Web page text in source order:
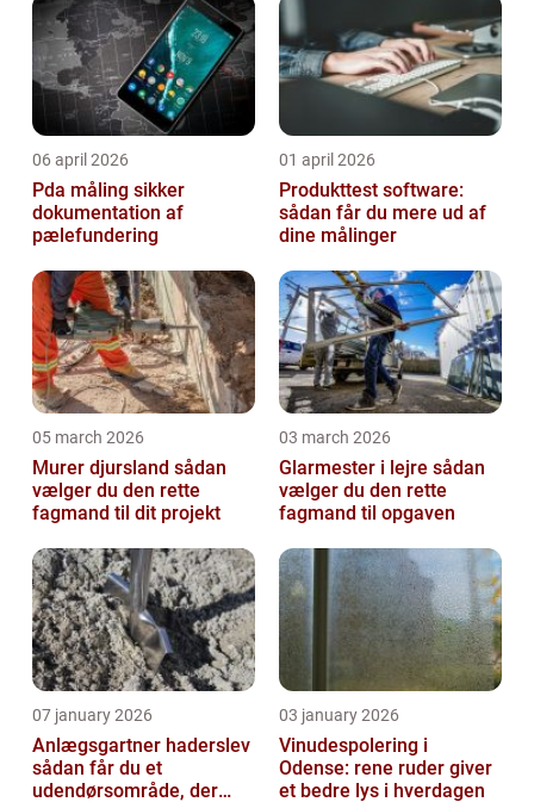
06 april 2026
Pda måling sikker
dokumentation af
pælefundering
01 april 2026
Produkttest software:
sådan får du mere ud af
dine målinger
05 march 2026
Murer djursland sådan
vælger du den rette
fagmand til dit projekt
03 march 2026
Glarmester i lejre sådan
vælger du den rette
fagmand til opgaven
07 january 2026
Anlægsgartner haderslev
sådan får du et
udendørsområde, der
03 january 2026
Vinudespolering i
Odense: rene ruder giver
et bedre lys i hverdagen